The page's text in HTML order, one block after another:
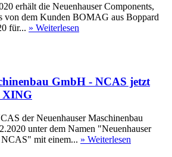
erhält die Neuenhauser Components,
von dem Kunden BOMAG aus Boppard
für... » Weiterlesen
GmbH - NCAS jetzt
XING
der Neuenhauser Maschinenbau
unter dem Namen "Neuenhauser
mit einem... » Weiterlesen